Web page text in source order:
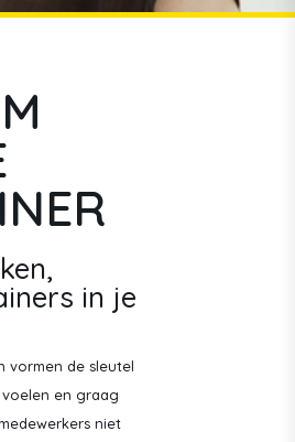
in je
vormen de sleutel
en graag
niet